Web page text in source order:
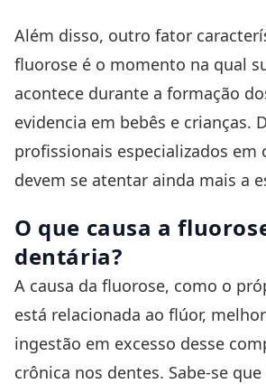
Além disso, outro fator
fluorose é o momento na qual
acontece durante a formação
evidencia em bebês e crianças.
profissionais especializados em
devem se atentar ainda mais a
O que causa a
dentária?
A causa da fluorose, como o
está relacionada ao flúor,
ingestão em excesso desse
crônica nos dentes. Sabe-se